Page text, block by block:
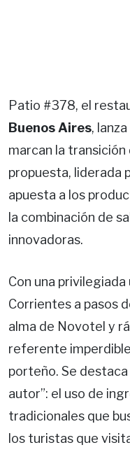
Patio #378, el
Buenos Aires,
marcan la transición
propuesta, liderada
apuesta a los
la combinación de
innovadoras.
Con una
Corrientes a pasos
alma de Novotel y
referente
porteño. Se
autor”: el uso de
tradicionales que
los turistas que